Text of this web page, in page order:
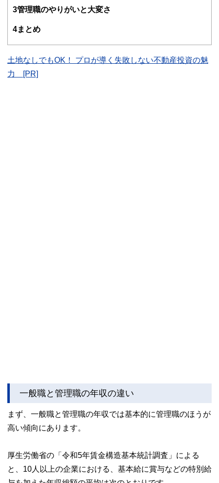
関わることで、読者目線のコンテンツを追求しています。
ど150名以上の有資格者を執筆者・監修者として迎え、むず
かしく感じられる年金や税金、相続、保険、ローンなどの話
3管理職のやりがいと大変さ
4まとめ
土地なしでもOK！ プロが導く失敗しない不動産投資の魅
力 [PR]
一般職と管理職の年収の違い
まず、一般職と管理職の年収では基本的に管理職のほうが
高い傾向にあります。
厚生労働省の「令和5年賃金構造基本統計調査」による
と、10人以上の企業における、基本給に賞与などの特別給